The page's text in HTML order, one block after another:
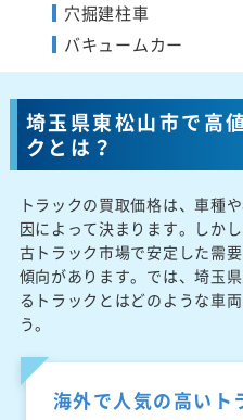
穴掘建柱車
バキュームカー
埼玉県東松山市で高
クとは？
トラックの買取価格は、車種
因によって決まります。しか
古トラック市場で安定した需
傾向があります。では、埼玉
るトラックとはどのような車
う。
海外で人気の高いト